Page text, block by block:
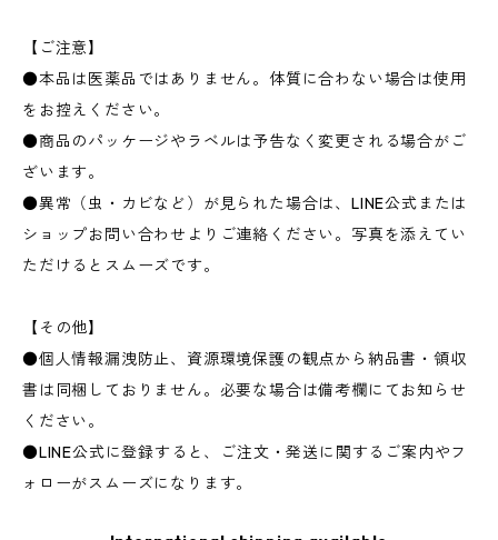
【ご注意】
●本品は医薬品ではありません。体質に合わない場合は使用
をお控えください。
●商品のパッケージやラベルは予告なく変更される場合がご
ざいます。
●異常（虫・カビなど）が見られた場合は、LINE公式または
ショップお問い合わせよりご連絡ください。写真を添えてい
ただけるとスムーズです。
【その他】
●個人情報漏洩防止、資源環境保護の観点から納品書・領収
書は同梱しておりません。必要な場合は備考欄にてお知らせ
ください。
●LINE公式に登録すると、ご注文・発送に関するご案内やフ
ォローがスムーズになります。